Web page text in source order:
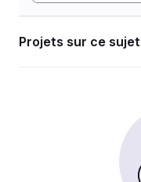
Projets sur ce sujet